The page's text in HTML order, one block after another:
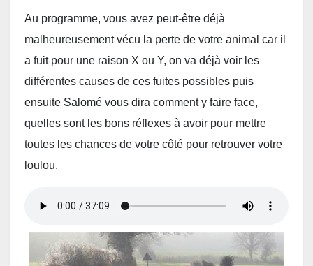
Au programme, vous avez peut-être déjà
malheureusement vécu la perte de votre animal car il
a fuit pour une raison X ou Y, on va déjà voir les
différentes causes de ces fuites possibles puis
ensuite Salomé vous dira comment y faire face,
quelles sont les bons réflexes à avoir pour mettre
toutes les chances de votre côté pour retrouver votre
loulou.